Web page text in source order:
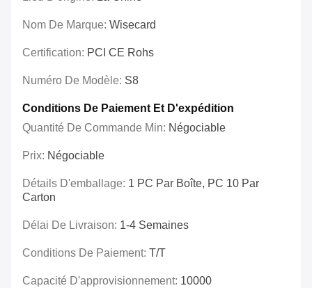
Nom De Marque: Wisecard
Certification: PCI CE Rohs
Numéro De Modèle: S8
Conditions De Paiement Et D'expédition
Quantité De Commande Min: Négociable
Prix: Négociable
Détails D'emballage: 1 PC Par Boîte, PC 10 Par
Carton
Délai De Livraison: 1-4 Semaines
Conditions De Paiement: T/T
Capacité D'approvisionnement: 10000